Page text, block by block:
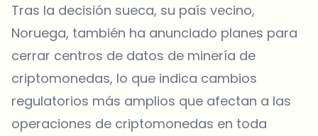
Tras la decisión sueca, su país vecino,
Noruega, también ha anunciado planes para
cerrar centros de datos de minería de
criptomonedas, lo que indica cambios
regulatorios más amplios que afectan a las
operaciones de criptomonedas en toda